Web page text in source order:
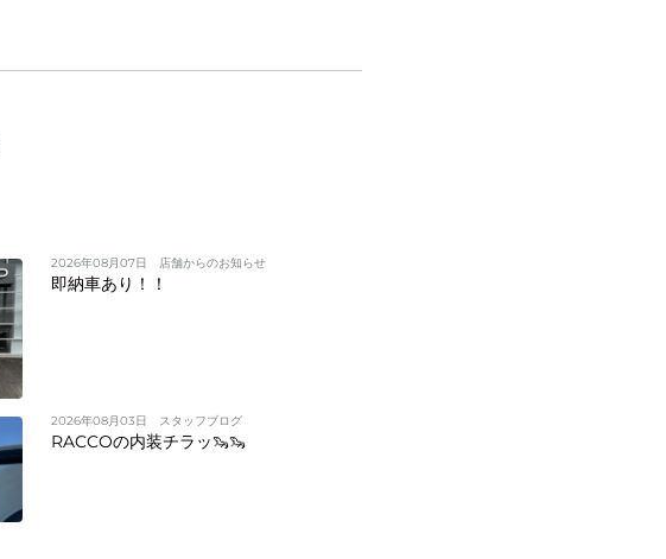
2026年08月07日 店舗からのお知らせ
即納車あり！！
2026年08月03日 スタッフブログ
RACCOの内装チラッ🦦🦦